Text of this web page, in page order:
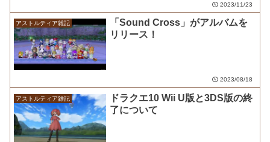
2023/11/23
アストルティア雑記
「Sound Cross」がアルバムを
リリース！
2023/08/18
アストルティア雑記
ドラクエ10 Wii U版と3DS版の終
了について